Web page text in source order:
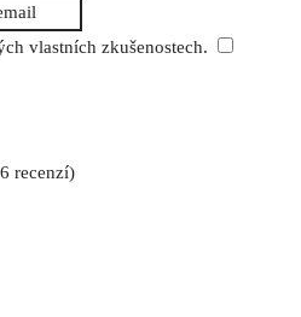
vlastních zkušenostech.
recenzí)